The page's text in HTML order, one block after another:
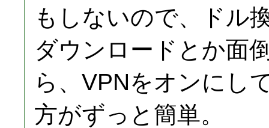
もしないので、ドル
ダウンロードとか面
ら、VPNをオンにし
方がずっと簡単。